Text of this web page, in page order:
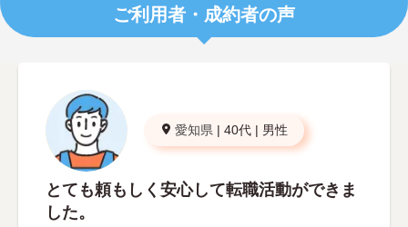
ご利用者・成約者の声
愛知県 | 40代 | 男性
とても頼もしく安心して転職活動ができま
した。